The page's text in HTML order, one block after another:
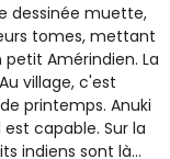
dessinée muette,
tomes, mettant
petit Amérindien. La
village, c'est
printemps. Anuki
capable. Sur la
indiens sont là...